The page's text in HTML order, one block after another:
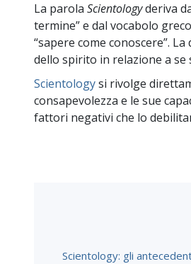
La parolaScientologyderiva
termine” e dal vocabolo
“sapere come conoscere”.
dello spirito in relazione a se
Scientologysi rivolge
consapevolezza e le sue
fattori negativi che lo
Scientology: gli